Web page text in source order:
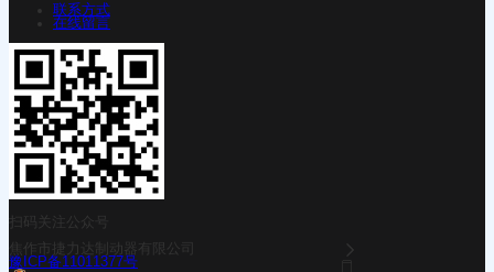
联系方式
在线留言
扫码关注公众号
焦作市捷力达制动器有限公司
豫ICP备11011377号